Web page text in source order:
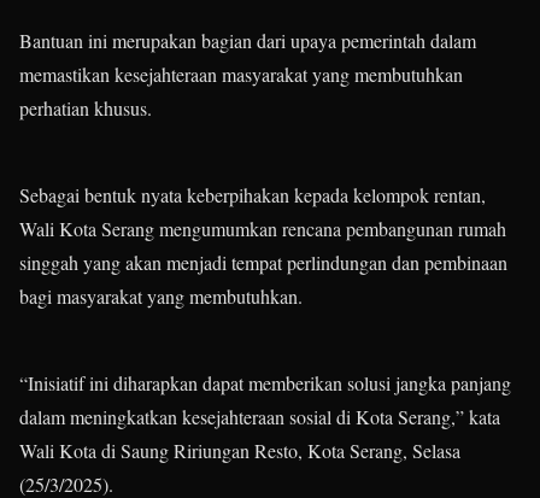
Bantuan ini merupakan bagian dari upaya pemerintah dalam
memastikan kesejahteraan masyarakat yang membutuhkan
perhatian khusus.
Sebagai bentuk nyata keberpihakan kepada kelompok rentan,
Wali Kota Serang mengumumkan rencana pembangunan rumah
singgah yang akan menjadi tempat perlindungan dan pembinaan
bagi masyarakat yang membutuhkan.
“Inisiatif ini diharapkan dapat memberikan solusi jangka panjang
dalam meningkatkan kesejahteraan sosial di Kota Serang,” kata
Wali Kota di Saung Ririungan Resto, Kota Serang, Selasa
(25/3/2025).